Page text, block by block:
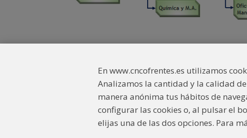
Enlaces interés Contacto Aviso legal Política
En www.cncofrentes.es utilizamos
Analizamos la cantidad y la calidad
manera anónima tus hábitos de
configurar las cookies o, al pulsar el
elijas una de las dos opciones. Para